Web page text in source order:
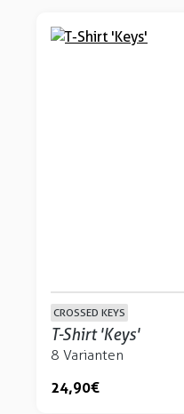
CROSSED KEYS
T-Shirt 'Keys'
8 Varianten
24,90 €